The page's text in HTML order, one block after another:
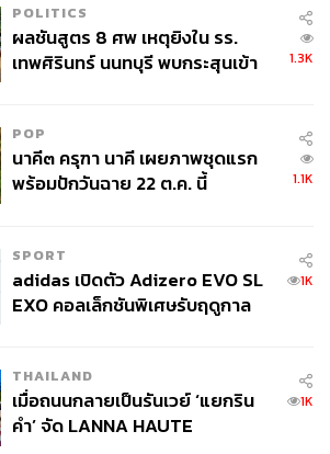
POLITICS
ผลชันสูตร 8 ศพ เหตุยิงใน รร.
เทพศิรินทร์ นนทบุรี พบกระสุนเข้า
1.3K
POP
นาคี๓ ครุฑา นาคี เผยภาพชุดแรก
พร้อมปักวันฉาย 22 ต.ค. นี้
1.1K
SPORT
adidas เปิดตัว Adizero EVO SL
EXO คอลเล็กชันพิเศษรับฤดูกาล
1K
THAILAND
เมื่อถนนกลายเป็นรันเวย์ ‘แยกริน
คำ’ จัด LANNA HAUTE
1K